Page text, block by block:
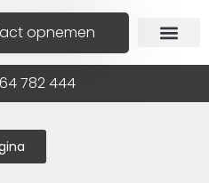
opnemen
782 444